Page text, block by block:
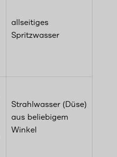
allseitiges
Spritzwasser
Strahlwasser (Düse)
aus beliebigem
Winkel